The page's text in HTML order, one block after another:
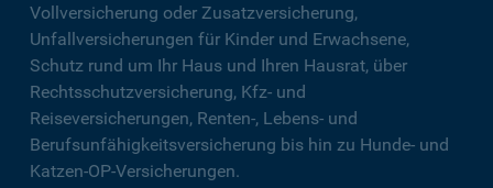
Vollversicherung oder Zusatzversicherung,
Unfallversicherungen für Kinder und Erwachsene,
Schutz rund um Ihr Haus und Ihren Hausrat, über
Rechtsschutzversicherung, Kfz- und
Reiseversicherungen, Renten-, Lebens- und
Berufsunfähigkeitsversicherung bis hin zu Hunde- und
Katzen-OP-Versicherungen.